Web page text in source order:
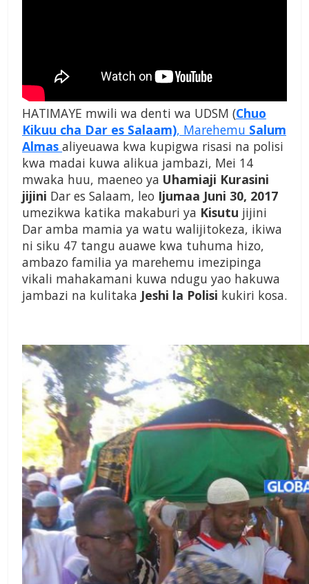
HATIMAYE mwili wa denti wa UDSM (Chuo
Kikuu cha Dar es Salaam), Marehemu Salum
Almas aliyeuawa kwa kupigwa risasi na polisi
kwa madai kuwa alikua jambazi, Mei 14
mwaka huu, maeneo ya Uhamiaji Kurasini
jijini Dar es Salaam, leo Ijumaa Juni 30, 2017
umezikwa katika makaburi ya Kisutu jijini
Dar amba mamia ya watu walijitokeza, ikiwa
ni siku 47 tangu auawe kwa tuhuma hizo,
ambazo familia ya marehemu imezipinga
vikali mahakamani kuwa ndugu yao hakuwa
jambazi na kulitaka Jeshi la Polisi kukiri kosa.